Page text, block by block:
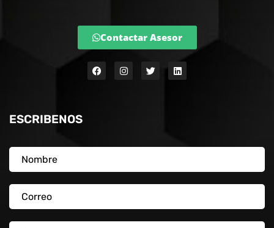
Contactar Asesor
ESCRIBENOS